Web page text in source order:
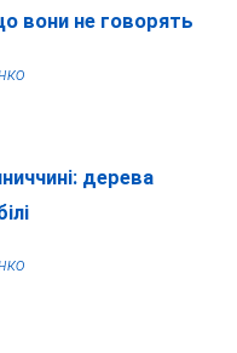
вони не говорять
дерева